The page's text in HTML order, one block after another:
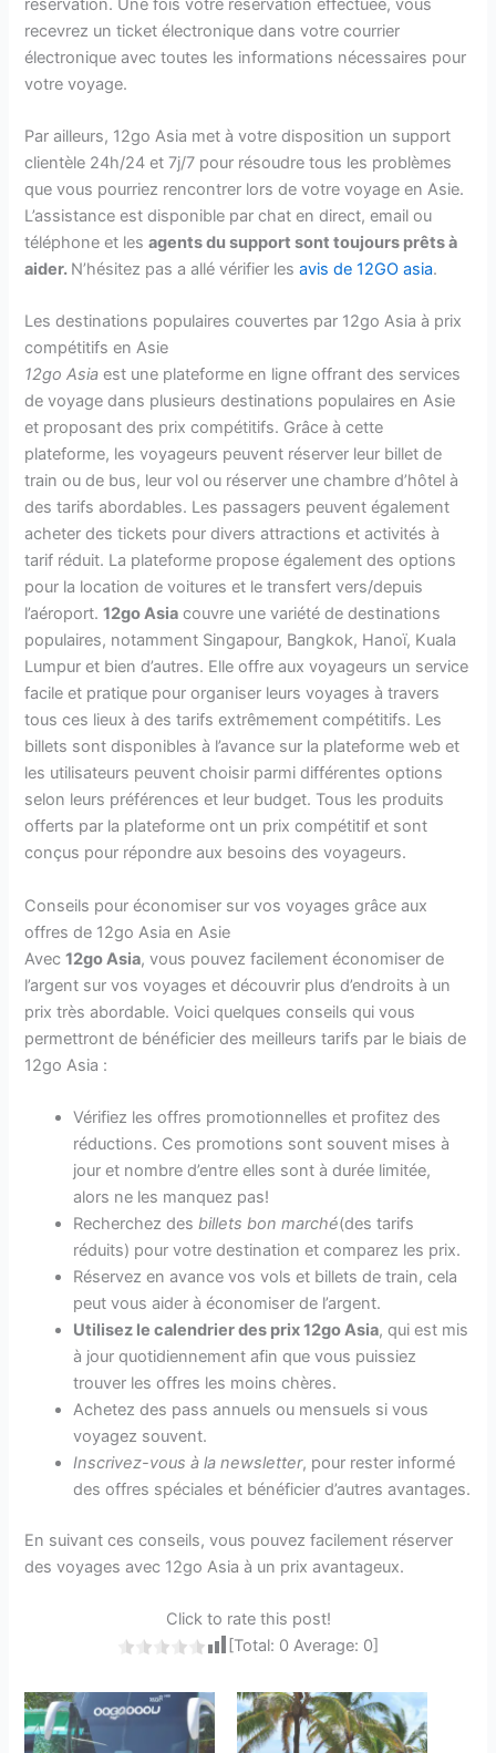
réservation. Une fois votre réservation effectuée, vous
recevrez un ticket électronique dans votre courrier
électronique avec toutes les informations nécessaires pour
votre voyage.
Par ailleurs, 12go Asia met à votre disposition un support
clientèle 24h/24 et 7j/7 pour résoudre tous les problèmes
que vous pourriez rencontrer lors de votre voyage en Asie.
L’assistance est disponible par chat en direct, email ou
téléphone et lesagents du support sont toujours prêts à
aider. N’hésitez pas a allé vérifier lesavis de 12GO asia.
Les destinations populaires couvertes par 12go Asia à prix
compétitifs en Asie
12go Asia est une plateforme en ligne offrant des services
de voyage dans plusieurs destinations populaires en Asie
et proposant des prix compétitifs. Grâce à cette
plateforme, les voyageurs peuvent réserver leur billet de
train ou de bus, leur vol ou réserver une chambre d’hôtel à
des tarifs abordables. Les passagers peuvent également
acheter des tickets pour divers attractions et activités à
tarif réduit. La plateforme propose également des options
pour la location de voitures et le transfert vers/depuis
l’aéroport.12go Asia couvre une variété de destinations
populaires, notamment Singapour, Bangkok, Hanoï, Kuala
Lumpur et bien d’autres. Elle offre aux voyageurs un service
facile et pratique pour organiser leurs voyages à travers
tous ces lieux à des tarifs extrêmement compétitifs. Les
billets sont disponibles à l’avance sur la plateforme web et
les utilisateurs peuvent choisir parmi différentes options
selon leurs préférences et leur budget. Tous les produits
offerts par la plateforme ont un prix compétitif et sont
conçus pour répondre aux besoins des voyageurs.
Conseils pour économiser sur vos voyages grâce aux
offres de 12go Asia en Asie
Avec12go Asia, vous pouvez facilement économiser de
l’argent sur vos voyages et découvrir plus d’endroits à un
prix très abordable. Voici quelques conseils qui vous
permettront de bénéficier des meilleurs tarifs par le biais de
12go Asia :
Vérifiez les offres promotionnelles et profitez des
réductions. Ces promotions sont souvent mises à
jour et nombre d’entre elles sont à durée limitée,
alors ne les manquez pas!
Recherchez desbillets bon marché(des tarifs
réduits) pour votre destination et comparez les prix.
Réservez en avance vos vols et billets de train, cela
peut vous aider à économiser de l’argent.
Utilisez le calendrier des prix 12go Asia, qui est mis
à jour quotidiennement afin que vous puissiez
trouver les offres les moins chères.
Achetez des pass annuels ou mensuels si vous
voyagez souvent.
Inscrivez-vous à la newsletter, pour rester informé
des offres spéciales et bénéficier d’autres avantages.
En suivant ces conseils, vous pouvez facilement réserver
des voyages avec 12go Asia à un prix avantageux.
Click to rate this post!
[Total: 0 Average: 0